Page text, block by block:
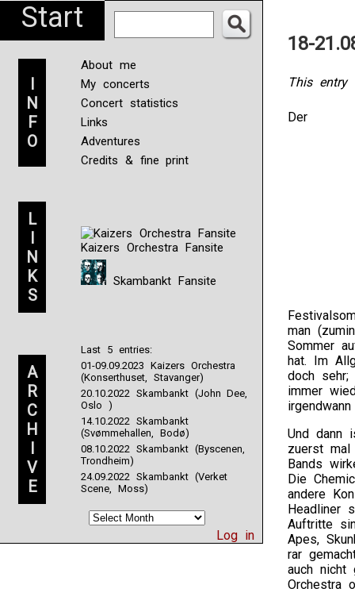
Start
I
N
F
O
About me
My concerts
Concert statistics
Links
Adventures
Credits & fine print
L
I
N
K
S
Kaizers Orchestra Fansite
Skambankt Fansite
A
R
C
H
I
V
E
Last 5 entries:
01-09.09.2023 Kaizers Orchestra
(Konserthuset, Stavanger)
20.10.2022 Skambankt (John Dee,
Oslo )
14.10.2022 Skambankt
(Svømmehallen, Bodø)
08.10.2022 Skambankt (Byscenen,
Trondheim)
24.09.2022 Skambankt (Verket
Scene, Moss)
Log in
18-
This entry
Der
man
Sommer
hat. Im
doch sehr;
immer
Und dann
zuerst
Bands
Die
andere
Headliner
Auftritte
Apes,
rar
auch nicht
Orchestra